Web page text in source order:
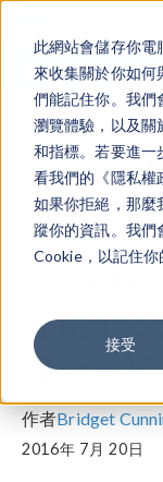
此網站會儲存你電
來收集關於你如何
們能記住你。我們
瀏覽體驗，以及關
和指標。若要進一
看我們的《隱私權
如果你拒絕，那麼
蹤你的資訊。我們
Cookie，以記住你
接受
应用于
设计分析
作者Bridget
2016年 7月 20日